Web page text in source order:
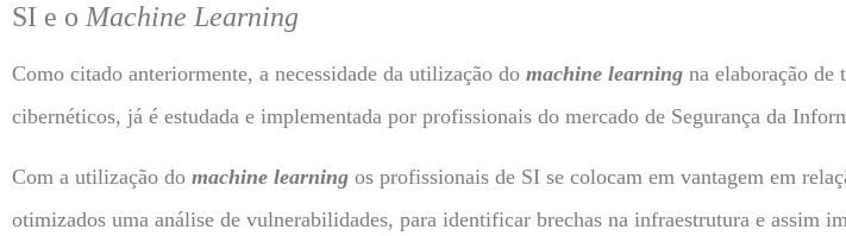
SI e o Machine Learning
Como citado anteriormente, a necessidade da utilização do machine learning na elaboração de
cibernéticos, já é estudada e implementada por profissionais do mercado de Segurança da
Com a utilização do machine learning os profissionais de SI se colocam em vantagem em
otimizados uma análise de vulnerabilidades, para identificar brechas na infraestrutura e assim